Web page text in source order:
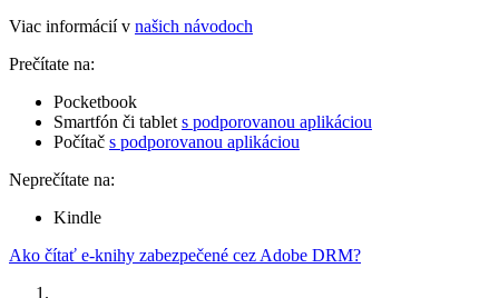
Viac informácií v našich návodoch
Prečítate na:
Pocketbook
Smartfón či tablet s podporovanou aplikáciou
Počítač s podporovanou aplikáciou
Neprečítate na:
Kindle
Ako čítať e-knihy zabezpečené cez Adobe DRM?